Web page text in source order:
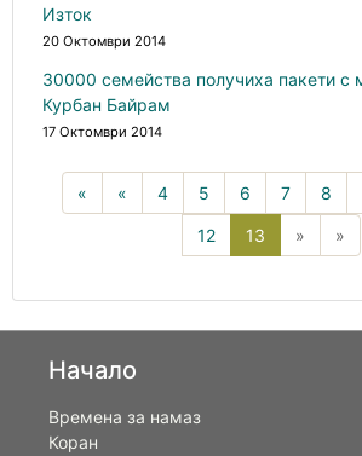
Изток
20 Октомври 2014
30000 семейства получиха пакети с
Курбан Байрам
17 Октомври 2014
« « 4 5 6 7 8
12 1313(current)
» »
Начало
Времена за намаз
Коран